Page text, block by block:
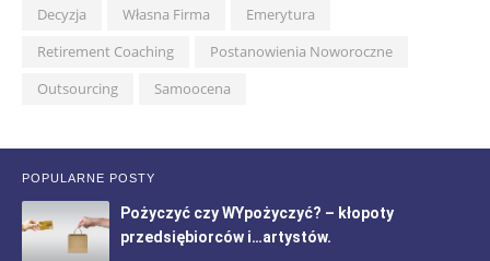
Decyzja
Własna Firma
Emerytura
Retirement Coaching
Postanowienia Noworoczne
Outsourcing
Samoocena
POPULARNE POSTY
Pożyczyć czy WYpożyczyć? – kłopoty
przedsiębiorców i…artystów.